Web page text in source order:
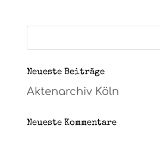
Neueste Beiträge
Aktenarchiv Köln
Neueste Kommentare